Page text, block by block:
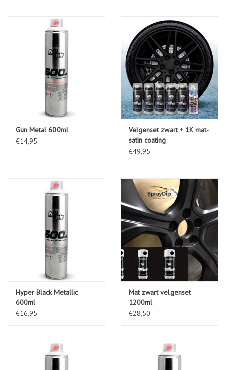
Gun Metal 600ml
€14,95
Velgenset zwart + 1K mat-
satin coating
€49,95
Hyper Black Metallic
600ml
€16,95
Mat zwart velgenset
1200ml
€28,50